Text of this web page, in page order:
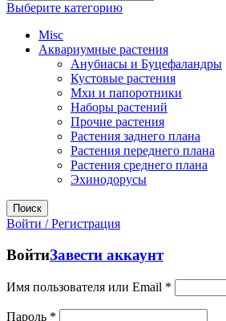
Выберите категорию
Misc
Аквариумные растения
Анубиасы и Буцефаландры
Кустовые растения
Мхи и папоротники
Наборы растений
Прочие растения
Растения заднего плана
Растения переднего плана
Растения среднего плана
Эхинодорусы
Поиск
Войти / Регистрация
ВойтиЗавести аккаунт
Имя пользователя или Email *
Пароль *